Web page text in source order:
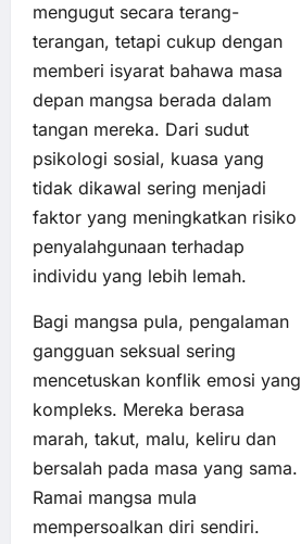
mengugut secara terang-
terangan, tetapi cukup dengan
memberi isyarat bahawa masa
depan mangsa berada dalam
tangan mereka. Dari sudut
psikologi sosial, kuasa yang
tidak dikawal sering menjadi
faktor yang meningkatkan risiko
penyalahgunaan terhadap
individu yang lebih lemah.
Bagi mangsa pula, pengalaman
gangguan seksual sering
mencetuskan konflik emosi yang
kompleks. Mereka berasa
marah, takut, malu, keliru dan
bersalah pada masa yang sama.
Ramai mangsa mula
mempersoalkan diri sendiri.